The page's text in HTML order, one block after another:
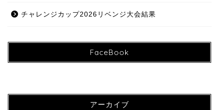
チャレンジカップ2026リベンジ大会結果
FaceBook
アーカイブ